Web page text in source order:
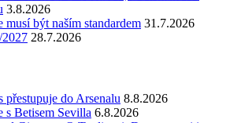
3.8.2026
musí být naším standardem 31.7.2026
2027 28.7.2026
přestupuje do Arsenalu 8.8.2026
s Betisem Sevilla 6.8.2026